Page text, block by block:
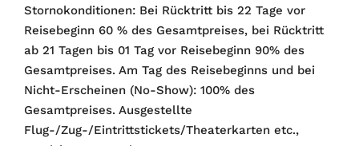
Stornokonditionen: Bei Rücktritt bis 22 Tage vor
Reisebeginn 60 % des Gesamtpreises, bei Rücktritt
ab 21 Tagen bis 01 Tag vor Reisebeginn 90% des
Gesamtpreises. Am Tag des Reisebeginns und bei
Nicht-Erscheinen (No-Show): 100% des
Gesamtpreises. Ausgestellte
Flug-/Zug-/Eintrittstickets/Theaterkarten etc.,